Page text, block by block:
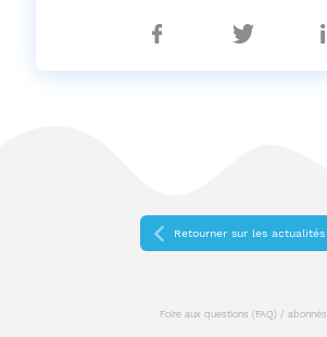
Partager
Partager
Retourner sur les actualités
Foire aux questions (FAQ) / abonnés